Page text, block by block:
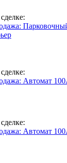
Автомат
Автомат